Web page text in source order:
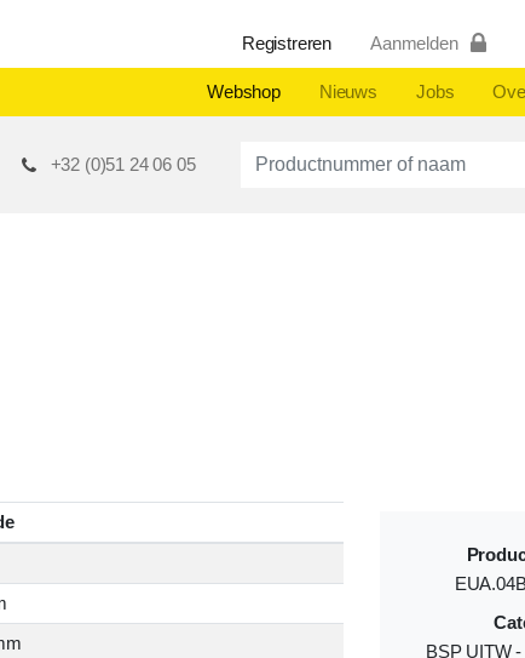
Registreren Aanmelden
Webshop Nieuws Jobs
+32 (0)51 24 06 05 Productnummer of naam
BSP UITW